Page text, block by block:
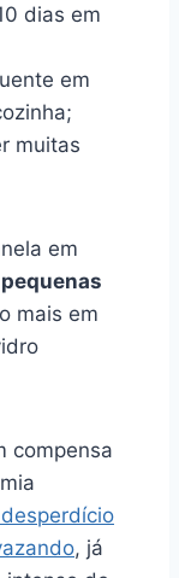
dias em
em
muitas
em
pequenas
mais em
compensa
, já